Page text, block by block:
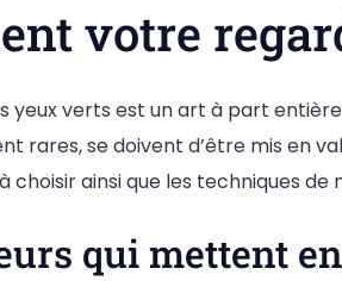
votre
yeux verts est un art à part
rares, se doivent d’être mis en
choisir ainsi que les techniques
qui mettent